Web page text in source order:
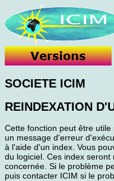
SOCIETE ICIM
REINDEXATION
Cette fonction peut être
un message d'erreur
à l'aide d'un index. Vous
du logiciel. Ces index
concernée. Si le problème
puis contacter ICIM si le